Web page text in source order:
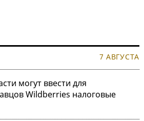
7 АВГУСТА
могут ввести для
Wildberries налоговые